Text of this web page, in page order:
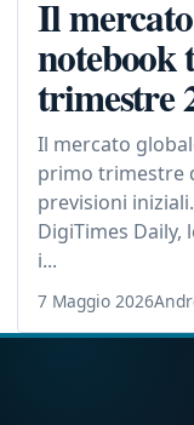
Il
notebook
trimestre
Il mercato
primo trimestre
previsioni
DigiTimes Daily,
i...
7 Maggio 2026